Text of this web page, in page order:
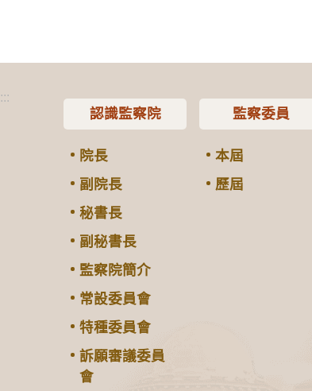
:::
認識監察院
院長
副院長
秘書長
副秘書長
監察院簡介
常設委員會
特種委員會
訴願審議委員
會
監察委員
本屆
歷屆